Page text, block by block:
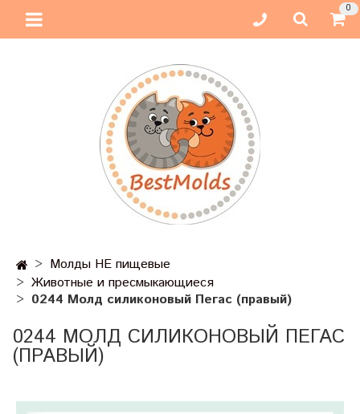
0
Молды НЕ пищевые
Животные и пресмыкающиеся
0244 Молд силиконовый Пегас (правый)
0244 МОЛД СИЛИКОНОВЫЙ ПЕГАС
(ПРАВЫЙ)